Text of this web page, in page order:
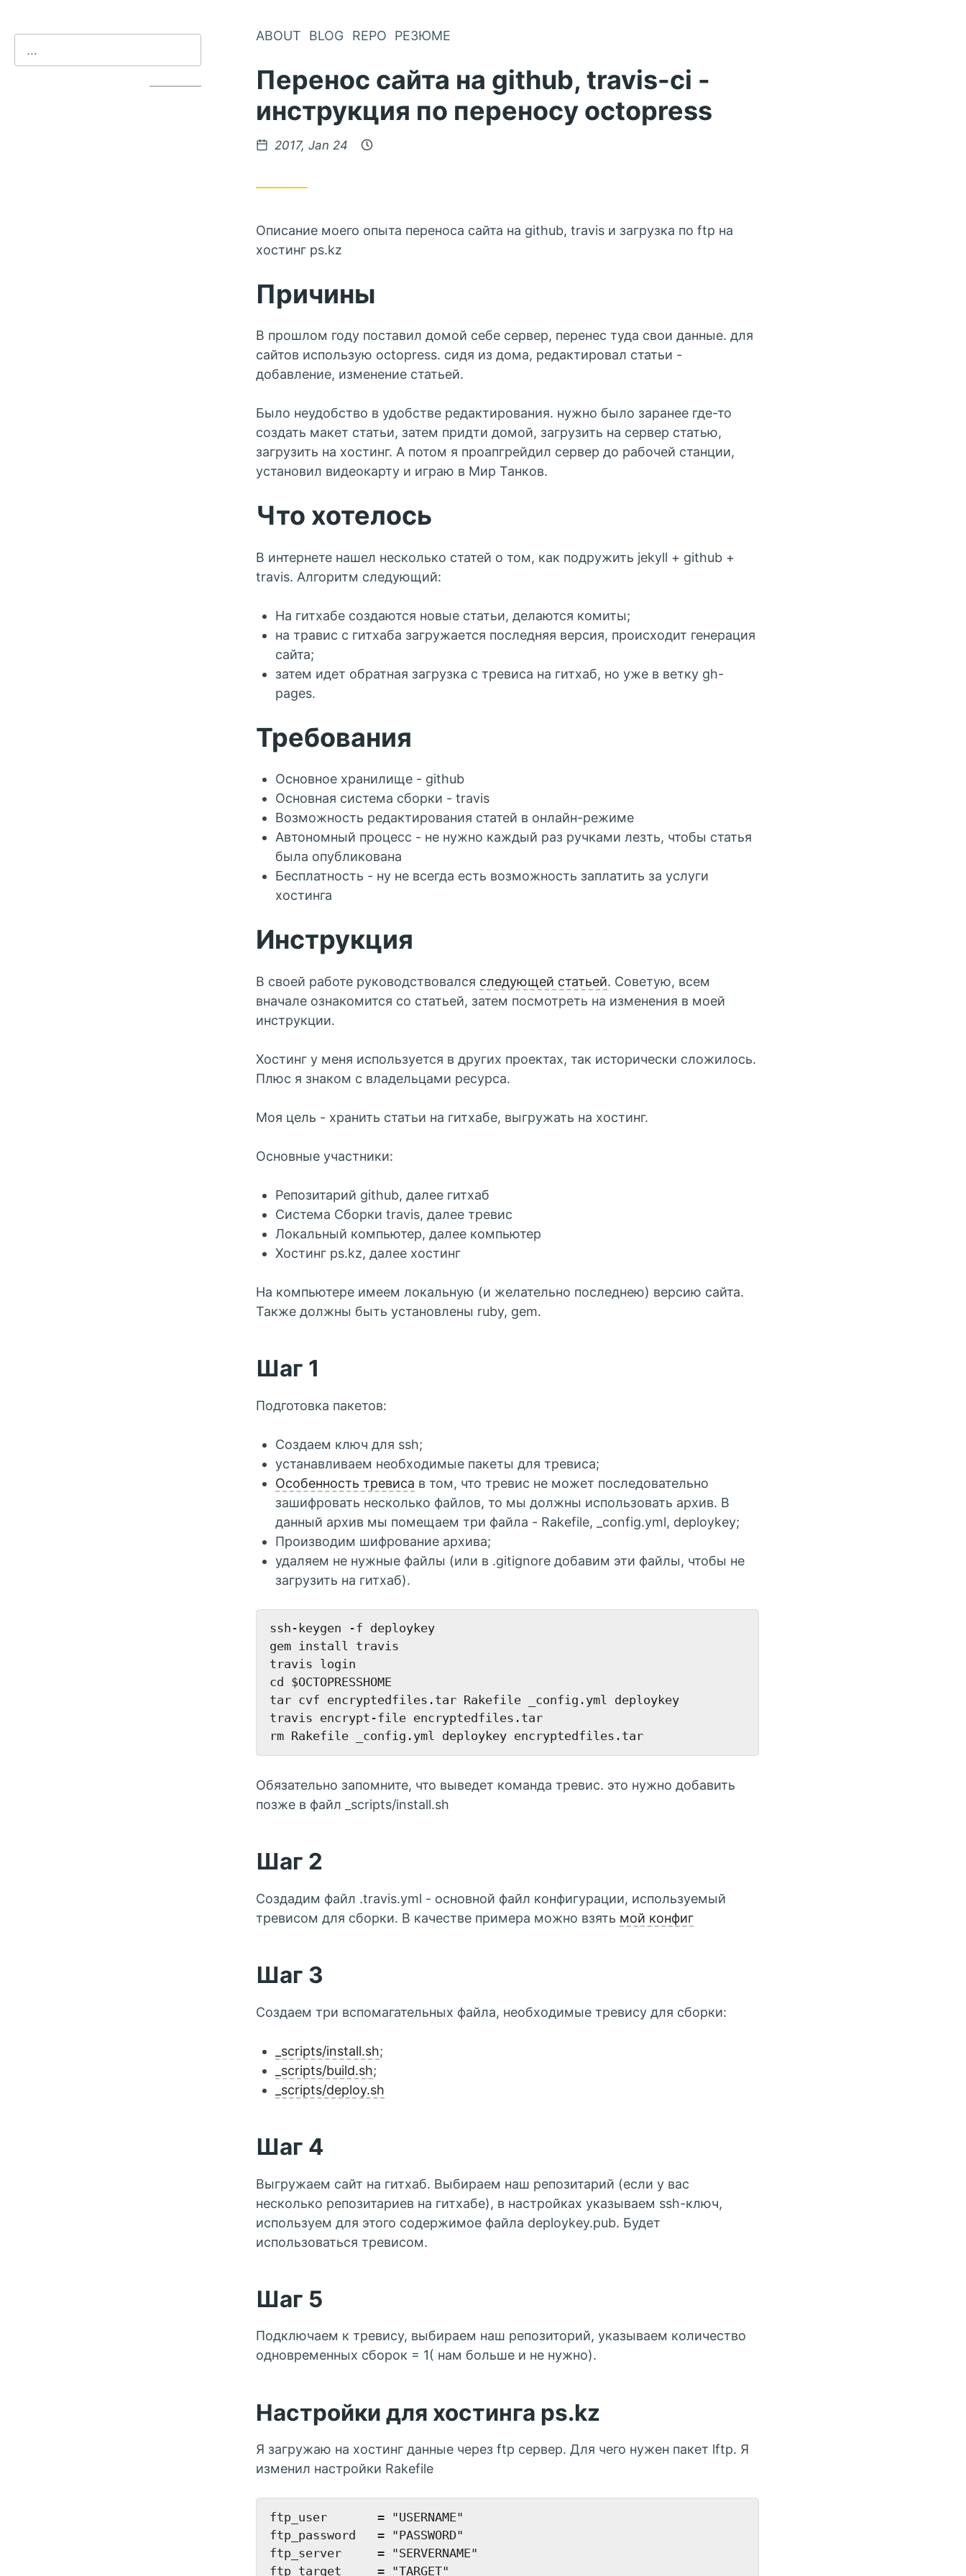
ABOUT BLOG REPO РЕЗЮМЕ
Перенос сайта на github, travis-ci -
инструкция по переносу octopress
2017, Jan 24
Описание моего опыта переноса сайта на github, travis и загрузка по ftp на
хостинг ps.kz
Причины
В прошлом году поставил домой себе сервер, перенес туда свои данные. для
сайтов использую octopress. сидя из дома, редактировал статьи -
добавление, изменение статьей.
Было неудобство в удобстве редактирования. нужно было заранее где-то
создать макет статьи, затем придти домой, загрузить на сервер статью,
загрузить на хостинг. А потом я проапгрейдил сервер до рабочей станции,
установил видеокарту и играю в Мир Танков.
Что хотелось
В интернете нашел несколько статей о том, как подружить jekyll + github +
travis. Алгоритм следующий:
На гитхабе создаются новые статьи, делаются комиты;
на травис с гитхаба загружается последняя версия, происходит генерация
сайта;
затем идет обратная загрузка с тревиса на гитхаб, но уже в ветку gh-
pages.
Требования
Основное хранилище - github
Основная система сборки - travis
Возможность редактирования статей в онлайн-режиме
Автономный процесс - не нужно каждый раз ручками лезть, чтобы статья
была опубликована
Бесплатность - ну не всегда есть возможность заплатить за услуги
хостинга
Инструкция
В своей работе руководствовался следующей статьей. Советую, всем
вначале ознакомится со статьей, затем посмотреть на изменения в моей
инструкции.
Хостинг у меня используется в других проектах, так исторически сложилось.
Плюс я знаком с владельцами ресурса.
Моя цель - хранить статьи на гитхабе, выгружать на хостинг.
Основные участники:
Репозитарий github, далее гитхаб
Система Сборки travis, далее тревис
Локальный компьютер, далее компьютер
Хостинг ps.kz, далее хостинг
На компьютере имеем локальную (и желательно последнею) версию сайта.
Также должны быть установлены ruby, gem.
Шаг 1
Подготовка пакетов:
Создаем ключ для ssh;
устанавливаем необходимые пакеты для тревиса;
Особенность тревиса в том, что тревис не может последовательно
зашифровать несколько файлов, то мы должны использовать архив. В
данный архив мы помещаем три файла - Rakefile, _config.yml, deploykey;
Производим шифрование архива;
удаляем не нужные файлы (или в .gitignore добавим эти файлы, чтобы не
загрузить на гитхаб).
ssh-keygen -f deploykey
gem install travis
travis login
cd $OCTOPRESSHOME
tar cvf encryptedfiles.tar Rakefile _config.yml deploykey
travis encrypt-file encryptedfiles.tar
Обязательно запомните, что выведет команда тревис. это нужно добавить
позже в файл _scripts/install.sh
Шаг 2
Создадим файл .travis.yml - основной файл конфигурации, используемый
тревисом для сборки. В качестве примера можно взять мой конфиг
Шаг 3
Создаем три вспомагательных файла, необходимые тревису для сборки:
_scripts/install.sh;
_scripts/build.sh;
_scripts/deploy.sh
Шаг 4
Выгружаем сайт на гитхаб. Выбираем наш репозитарий (если у вас
несколько репозитариев на гитхабе), в настройках указываем ssh-ключ,
используем для этого содержимое файла deploykey.pub. Будет
использоваться тревисом.
Шаг 5
Подключаем к тревису, выбираем наш репозиторий, указываем количество
одновременных сборок = 1( нам больше и не нужно).
Настройки для хостинга ps.kz
Я загружаю на хостинг данные через ftp сервер. Для чего нужен пакет lftp. Я
изменил настройки Rakefile
ftp_user       = "USERNAME"
ftp_password   = "PASSWORD"
ftp_server     = "SERVERNAME"
ftp_target     = "TARGET"